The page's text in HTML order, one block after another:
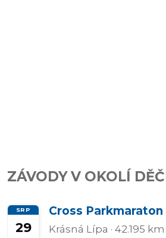
Přidat/upravit
ZÁVODY V OKOLÍ
SRP
29
Cross Parkmaraton
Krásná Lípa · 42.195 km